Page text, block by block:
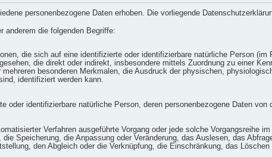
personenbezogene Daten erhoben. Die vorliegende
anderem die folgenden Begriffe:
die sich auf eine identifizierte oder identifizierbare natürliche Person (im
die direkt oder indirekt, insbesondere mittels Zuordnung zu einer
besonderen Merkmalen, die Ausdruck der physischen,
identifiziert werden kann.
oder identifizierbare natürliche Person, deren personenbezogene Daten von
Verfahren ausgeführte Vorgang oder jede solche Vorgangsreihe
Speicherung, die Anpassung oder Veränderung, das Auslesen, das
den Abgleich oder die Verknüpfung, die Einschränkung, das Löschen